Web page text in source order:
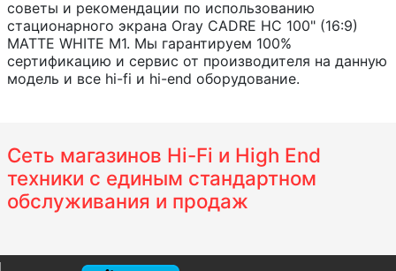
советы и рекомендации по использованию
стационарного экрана Oray CADRE HC 100" (16:9)
MATTE WHITE M1. Мы гарантируем 100%
сертификацию и сервис от производителя на данную
модель и все hi-fi и hi-end оборудование.
Сеть магазинов Hi-Fi и High End
техники с единым стандартном
обслуживания и продаж